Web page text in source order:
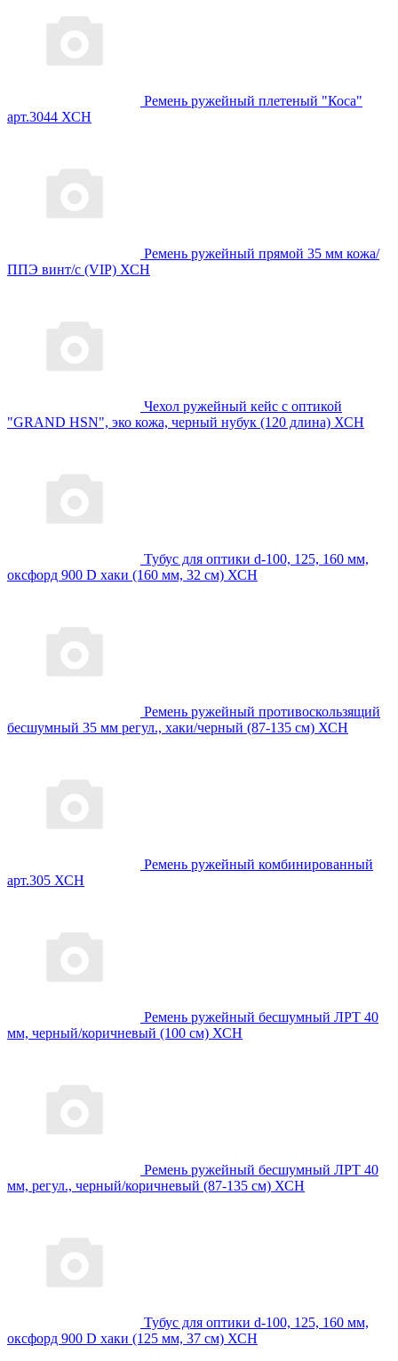
Ремень ружейный плетеный "Коса"
арт.3044 ХСН
Ремень ружейный прямой 35 мм кожа/
ППЭ винт/с (VIP) ХСН
Чехол ружейный кейс с оптикой
"GRAND HSN", эко кожа, черный нубук (120 длина) ХСН
Тубус для оптики d-100, 125, 160 мм,
оксфорд 900 D хаки (160 мм, 32 см) ХСН
Ремень ружейный противоскользящий
бесшумный 35 мм регул., хаки/черный (87-135 см) ХСН
Ремень ружейный комбинированный
арт.305 ХСН
Ремень ружейный бесшумный ЛРТ 40
мм, черный/коричневый (100 см) ХСН
Ремень ружейный бесшумный ЛРТ 40
мм, регул., черный/коричневый (87-135 см) ХСН
Тубус для оптики d-100, 125, 160 мм,
оксфорд 900 D хаки (125 мм, 37 см) ХСН